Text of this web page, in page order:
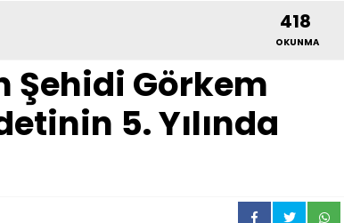
418
OKUNMA
Şehidi Görkem
5. Yılında